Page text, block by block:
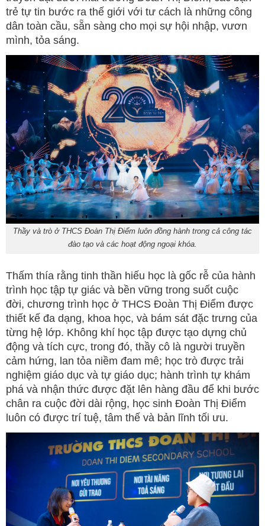
trẻ tự tin bước ra thế giới với tư cách là những công
dân toàn cầu, sẵn sàng cho mọi sự hội nhập, vươn
mình, tỏa sáng.
Thầy và trò ở THCS Đoàn Thị Điểm luôn đồng hành trong cả công tác
đào tạo và các hoạt động ngoại khóa.
Thấm thía rằng tinh thần hiếu học là gốc rễ của hành
trình học tập tự giác và bền vững trong suốt cuộc
đời, chương trình học ở THCS Đoàn Thị Điểm được
thiết kế đa dạng, khoa học, và bám sát đặc trưng của
từng hệ lớp. Không khí học tập được tạo dựng chủ
động và tích cực, trong đó, thầy cô là người truyền
cảm hứng, lan tỏa niềm đam mê; học trò được trải
nghiệm giáo dục và tự giáo dục; hành trình tự khám
phá và nhận thức được đặt lên hàng đầu để khi bước
chân ra cuộc đời dài rộng, học sinh Đoàn Thị Điểm
luôn có được trí tuệ, tâm thế và bản lĩnh tối ưu.